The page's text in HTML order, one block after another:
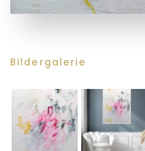
Bildergalerie